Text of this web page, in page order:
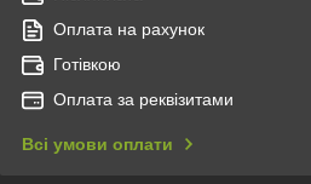
Оплата на рахунок
Готівкою
Оплата за реквізитами
Всі умови оплати